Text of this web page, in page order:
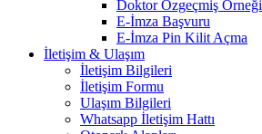
Doktor Özgeçmiş Örneği
E-İmza Başvuru
E-İmza Pin Kilit Açma
İletişim & Ulaşım
İletişim Bilgileri
İletişim Formu
Ulaşım Bilgileri
Whatsapp İletişim Hattı